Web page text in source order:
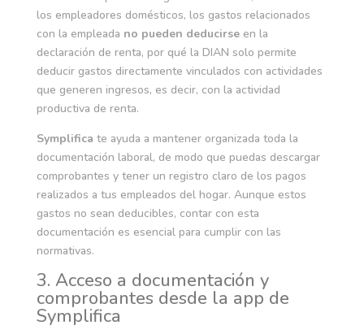
los empleadores domésticos, los gastos relacionados
con la empleada no pueden deducirseen la
declaración de renta, por qué la DIAN solo permite
deducir gastos directamente vinculados con actividades
que generen ingresos, es decir, con la actividad
productiva de renta.
Symplifica te ayuda a mantener organizada toda la
documentación laboral, de modo que puedas descargar
comprobantes y tener un registro claro de los pagos
realizados a tus empleados del hogar. Aunque estos
gastos no sean deducibles, contar con esta
documentación es esencial para cumplir con las
normativas.
3. Acceso a documentación y
comprobantes desde la app de
Symplifica